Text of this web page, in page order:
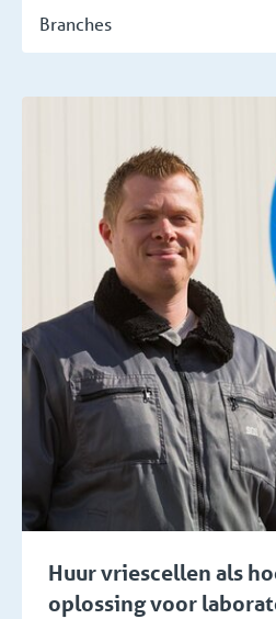
Branches
Huur vriescellen als
oplossing voor